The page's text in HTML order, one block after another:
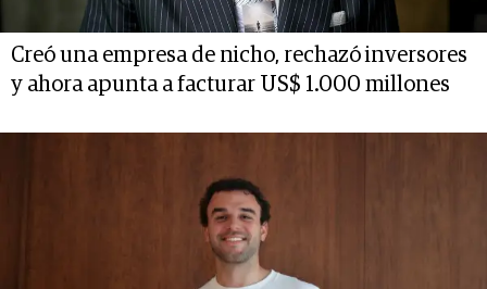
Creó una empresa de nicho, rechazó inversores
y ahora apunta a facturar US$ 1.000 millones